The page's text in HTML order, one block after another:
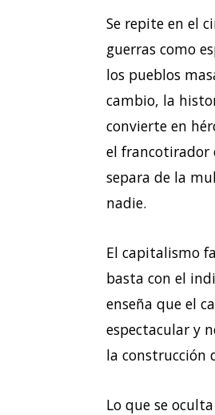
Se repite en el
guerras como
los pueblos
cambio, la
convierte en
el francotirador
separa de la
nadie.
El capitalismo
basta con el
enseña que el
espectacular y
la construcción
Lo que se